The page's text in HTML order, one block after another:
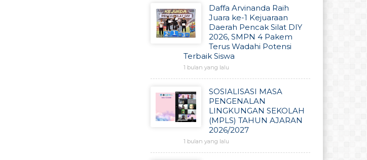
Daffa Arvinanda Raih
Juara ke-1 Kejuaraan
Daerah Pencak Silat DIY
2026, SMPN 4 Pakem
Terus Wadahi Potensi
Terbaik Siswa
1 bulan yang lalu
SOSIALISASI MASA
PENGENALAN
LINGKUNGAN SEKOLAH
(MPLS) TAHUN AJARAN
2026/2027
1 bulan yang lalu